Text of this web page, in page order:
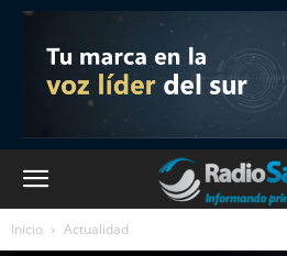
Inicio Actualidad